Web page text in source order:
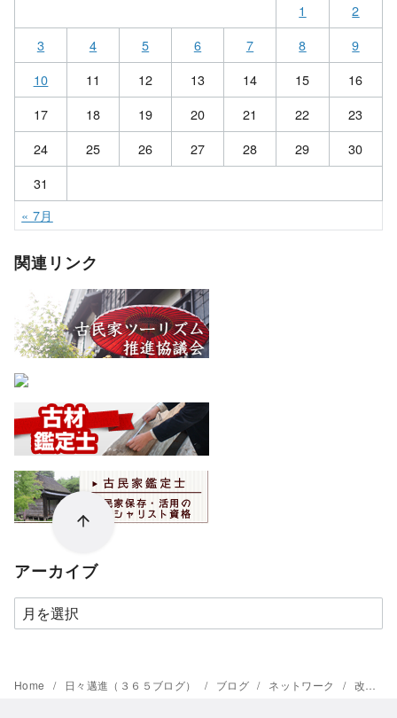
1
2
3
4 5 6 7 8
9
10
11 12 13 14 15
16
17
18 19 20 21 22
23
24
25 26 27 28 29
30
31
« 7月
関連リンク
アーカイブ
ア
ー
イ
Home 日々邁進（３６５ブログ） ブログ ネットワーク 改革スタートします